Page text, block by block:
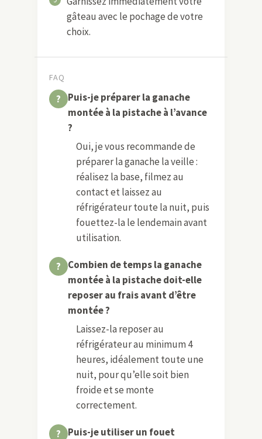
gâteau avec le pochage de votre
choix.
FAQ
Puis-je préparer la ganache
montée à la pistache à l’avance
?
Oui, je vous recommande de
préparer la ganache la veille :
réalisez la base, filmez au
contact et laissez au
réfrigérateur toute la nuit, puis
fouettez-la le lendemain avant
utilisation.
Combien de temps la ganache
montée à la pistache doit-elle
reposer au frais avant d’être
montée ?
Laissez-la reposer au
réfrigérateur au minimum 4
heures, idéalement toute une
nuit, pour qu’elle soit bien
froide et se monte
correctement.
Puis-je utiliser un fouet